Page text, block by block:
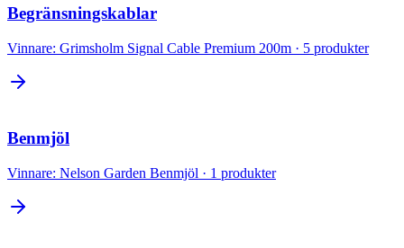
Begränsningskablar
Vinnare: Grimsholm Signal Cable Premium 200m · 5 produkter
Benmjöl
Vinnare: Nelson Garden Benmjöl · 1 produkter